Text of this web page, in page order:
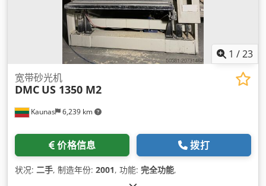
1 /23
Kaunas 6,239 km
宽带砂光机
DMC US 1350 M2
价格信息 拨打
状况: 二手, 制造年份: 2001, 功能: 完全功能,